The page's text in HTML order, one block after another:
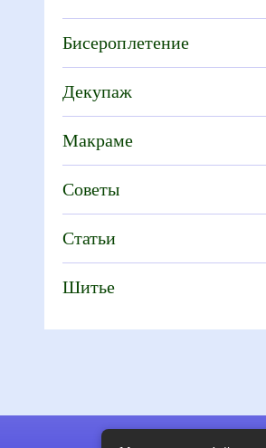
Бисероплетение
Декупаж
Макраме
Советы
Статьи
Шитье